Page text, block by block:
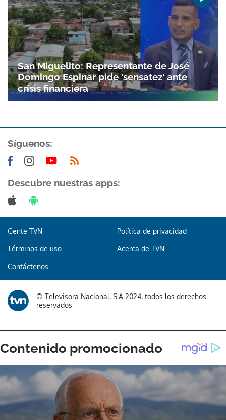
Gracias por suscribirte a nuestro boletín.
San Miguelito: Representante de José
Domingo Espinar pide 'sensatez' ante
crisis financiera
Síguenos:
Descubre nuestras apps:
Gente TVN Política de privacidad
Términos de uso Acerca de TVN
Contáctenos
© Televisora Nacional, S.A 2024, todos los derechos
reservados